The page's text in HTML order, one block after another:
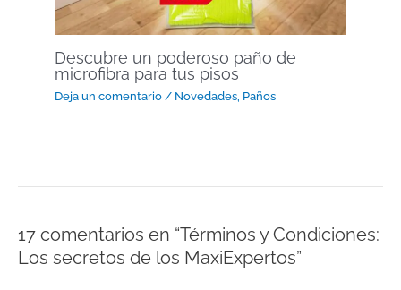
Descubre un poderoso paño de
microfibra para tus pisos
Deja un comentario / Novedades, Paños
17 comentarios en “Términos y Condiciones:
Los secretos de los MaxiExpertos”